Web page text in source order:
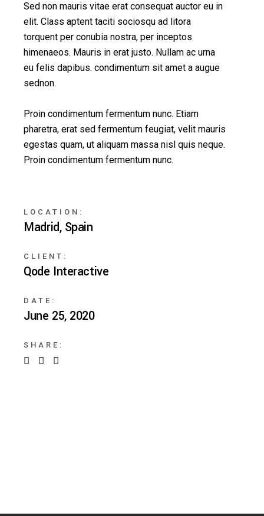
Sed non mauris vitae erat consequat auctor eu in
elit. Class aptent taciti sociosqu ad litora
torquent per conubia nostra, per inceptos
himenaeos. Mauris in erat justo. Nullam ac urna
eu felis dapibus. condimentum sit amet a augue
sednon.
Proin condimentum fermentum nunc. Etiam
pharetra, erat sed fermentum feugiat, velit mauris
egestas quam, ut aliquam massa nisl quis neque.
Proin condimentum fermentum nunc.
LOCATION:
Madrid, Spain
CLIENT:
Qode Interactive
DATE:
June 25, 2020
SHARE: